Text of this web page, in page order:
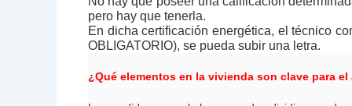
pero hay que tenerla.
En dicha certificación energética, el técnico
OBLIGATORIO), se pueda subir una letra.
¿Qué elementos en la vivienda son clave para el